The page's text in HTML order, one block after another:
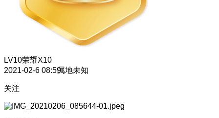
LV10荣耀X10
2021-02-6 08:59属地未知
关注